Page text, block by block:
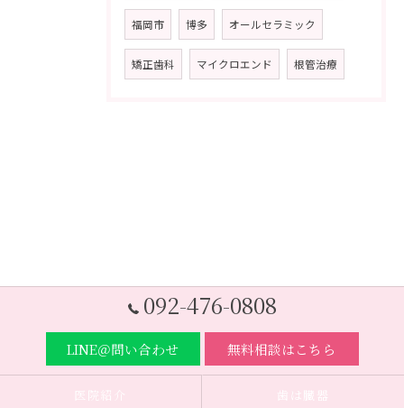
福岡市 博多 オールセラミック
矯正歯科 マイクロエンド 根管治療
092-476-0808
LINE＠問い合わせ 無料相談はこちら
医院紹介 歯は臓器